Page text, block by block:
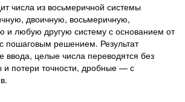
числа из восьмеричной системы
двоичную, восьмеричную,
и любую другую систему с основанием от
пошаговым решением. Результат
ввода, целые числа переводятся без
и потери точности, дробные — с